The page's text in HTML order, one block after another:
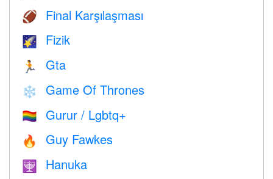
🏈 Final Karşılaşması
🌠 Fizik
🏃 Gta
❄️ Game Of Thrones
🏳️‍🌈 Gurur / Lgbtq+
🔥 Guy Fawkes
🕎 Hanuka